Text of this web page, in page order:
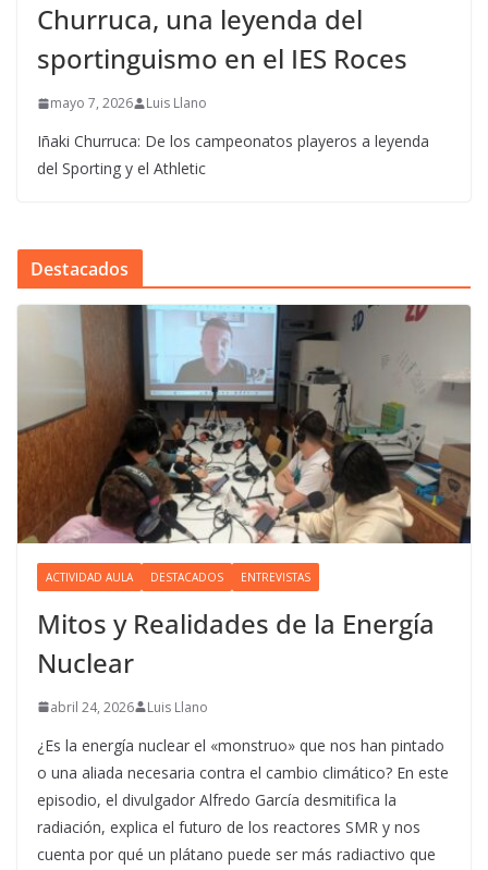
Churruca, una leyenda del
sportinguismo en el IES Roces
mayo 7, 2026 Luis Llano
Iñaki Churruca: De los campeonatos playeros a leyenda
del Sporting y el Athletic
Destacados
ACTIVIDAD AULA DESTACADOS ENTREVISTAS
Mitos y Realidades de la Energía
Nuclear
abril 24, 2026 Luis Llano
¿Es la energía nuclear el «monstruo» que nos han pintado
o una aliada necesaria contra el cambio climático? En este
episodio, el divulgador Alfredo García desmitifica la
radiación, explica el futuro de los reactores SMR y nos
cuenta por qué un plátano puede ser más radiactivo que